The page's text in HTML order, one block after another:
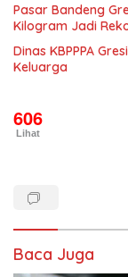
Pasar Bandeng
Kilogram Jadi
Dinas KBPPPA
Keluarga
606
Lihat
Baca Juga